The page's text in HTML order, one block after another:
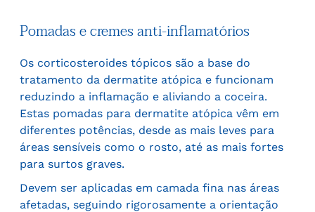
Pomadas e cremes anti-inflamatórios
Os corticosteroides tópicos são a base do
tratamento da dermatite atópica e funcionam
reduzindo a inflamação e aliviando a coceira.
Estas pomadas para dermatite atópica vêm em
diferentes potências, desde as mais leves para
áreas sensíveis como o rosto, até as mais fortes
para surtos graves.
Devem ser aplicadas em camada fina nas áreas
afetadas, seguindo rigorosamente a orientação